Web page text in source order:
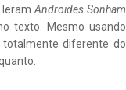
leramAndroides Sonham
texto. Mesmo usando
diferente do